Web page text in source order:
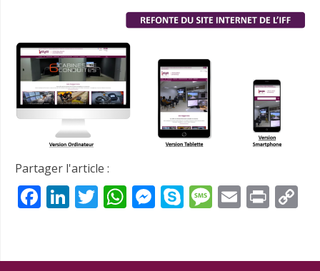
Partager l'article :
Facebook
LinkedIn
Twitter
WhatsApp
Messenger
SkypeMessage
EmailPrint